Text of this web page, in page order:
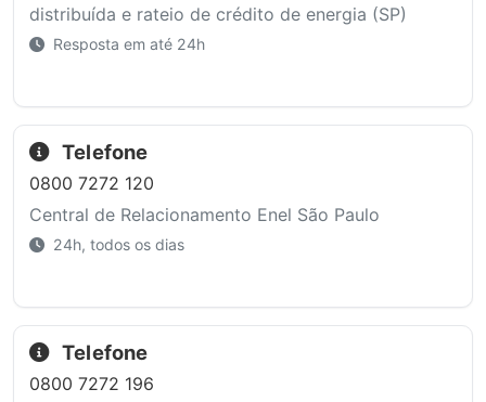
distribuída e rateio de crédito de energia (SP)
Resposta em até 24h
Telefone
0800 7272 120
Central de Relacionamento Enel São Paulo
24h, todos os dias
Telefone
0800 7272 196